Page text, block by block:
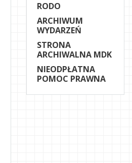
RODO
ARCHIWUM
WYDARZEŃ
STRONA
ARCHIWALNA MDK
NIEODPŁATNA
POMOC PRAWNA